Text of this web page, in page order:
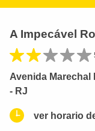
A Impecável
Avenida Marechal
- RJ
ver horario